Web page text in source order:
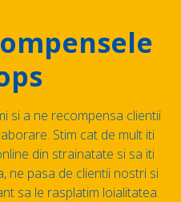
si a ne recompensa clientii
Stim cat de mult iti
din strainatate si sa iti
ne pasa de clientii nostri si
sa le rasplatim loialitatea.